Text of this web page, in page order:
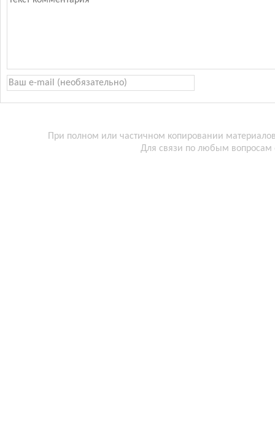
При полном или частичном копировании
Для связи по любым